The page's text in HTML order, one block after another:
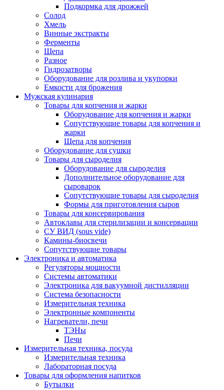
Подкормка для дрожжей
Солод
Хмель
Винные экстракты
Ферменты
Щепа
Разное
Гидрозатворы
Оборудование для розлива и укупорки
Емкости для брожения
Мужская кулинария
Товары для копчения и жарки
Оборудование для копчения и жарки
Сопутствующие товары для копчения и
жарки
Щепа для копчения
Оборудование для сушки
Товары для сыроделия
Оборудование для сыроделия
Дополнительное оборудование для
сыроварок
Сопутствующие товары для сыроделия
Формы для приготовления сыров
Товары для консервирования
Автоклавы для стерилизации и консервации
СУ ВИД (sous vide)
Камины-биосвечи
Сопутствующие товары
Электроника и автоматика
Регуляторы мощности
Системы автоматики
Электроника для вакуумной дистилляции
Система безопасности
Измерительная техника
Электронные компоненты
Нагреватели, печи
ТЭНы
Печи
Измерительная техника, посуда
Измерительная техника
Лабораторная посуда
Товары для оформления напитков
Бутылки